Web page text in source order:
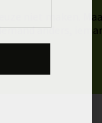
niet maken.
anders,